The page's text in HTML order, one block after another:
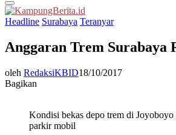
Primary
Menu
Headline Surabaya Teranyar
Anggaran Trem
oleh RedaksiKBID18/10/2017
Bagikan
Kondisi bekas depo trem di
parkir mobil